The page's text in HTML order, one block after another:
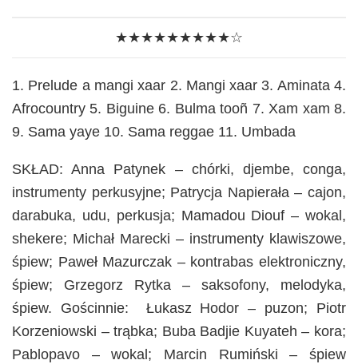
★★★★★★★★★☆
1. Prelude a mangi xaar 2. Mangi xaar 3. Aminata 4.
Afrocountry 5. Biguine 6. Bulma tooñ 7. Xam xam 8.
9. Sama yaye 10. Sama reggae 11. Umbada
SKŁAD: Anna Patynek – chórki, djembe, conga,
instrumenty perkusyjne; Patrycja Napierała – cajon,
darabuka, udu, perkusja; Mamadou Diouf – wokal,
shekere; Michał Marecki – instrumenty klawiszowe,
śpiew; Paweł Mazurczak – kontrabas elektroniczny,
śpiew; Grzegorz Rytka – saksofony, melodyka,
śpiew. Gościnnie: Łukasz Hodor – puzon; Piotr
Korzeniowski – trąbka; Buba Badjie Kuyateh – kora;
Pablopavo – wokal; Marcin Rumiński – śpiew